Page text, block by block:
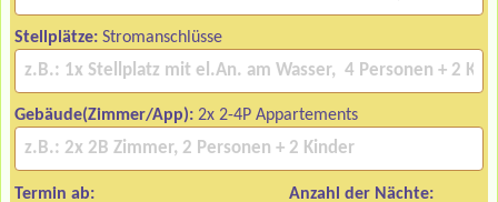
Stellplätze: Stromanschlüsse
Gebäude(Zimmer/App): 2x 2-4P Appartements
Termin ab: Anzahl der Nächte: